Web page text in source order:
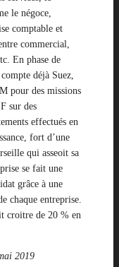
le négoce,
comptable et
commercial,
En phase de
déjà Suez,
pour des missions
sur des
effectués en
fort d’une
qui asseoit sa
se fait une
grâce à une
chaque entreprise.
croitre de 20 % en
2019